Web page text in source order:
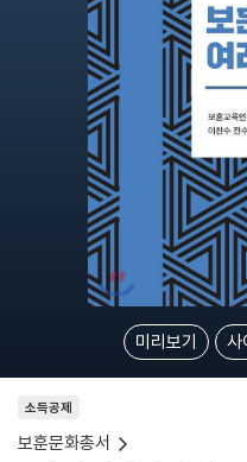
미리보기 사
소득공제
보훈문화총서